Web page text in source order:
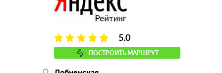
5.0
ПОСТРОИТЬ МАРШРУТ